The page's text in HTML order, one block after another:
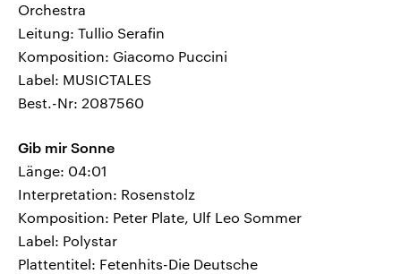
Orchestra
Leitung: Tullio Serafin
Komposition: Giacomo Puccini
Label: MUSICTALES
Best.-Nr: 2087560
Gib mir Sonne
Länge: 04:01
Interpretation: Rosenstolz
Komposition: Peter Plate, Ulf Leo Sommer
Label: Polystar
Plattentitel: Fetenhits-Die Deutsche